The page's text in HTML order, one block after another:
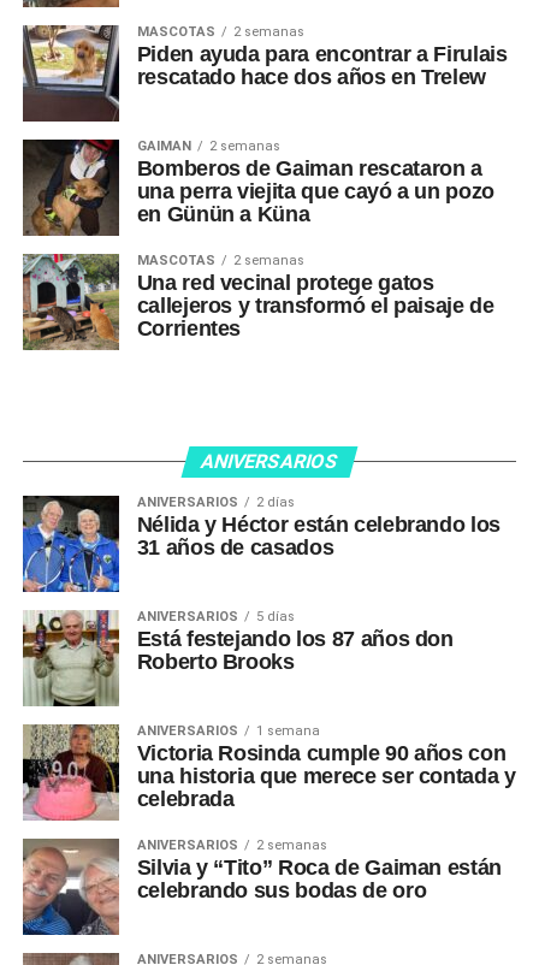
MASCOTAS 2 semanas
Piden ayuda para encontrar a Firulais
rescatado hace dos años en Trelew
GAIMAN 2 semanas
Bomberos de Gaiman rescataron a
una perra viejita que cayó a un pozo
en Günün a Küna
MASCOTAS 2 semanas
Una red vecinal protege gatos
callejeros y transformó el paisaje de
Corrientes
ANIVERSARIOS
ANIVERSARIOS 2 días
Nélida y Héctor están celebrando los
31 años de casados
ANIVERSARIOS 5 días
Está festejando los 87 años don
Roberto Brooks
ANIVERSARIOS 1 semana
Victoria Rosinda cumple 90 años con
una historia que merece ser contada y
celebrada
ANIVERSARIOS 2 semanas
Silvia y “Tito” Roca de Gaiman están
celebrando sus bodas de oro
ANIVERSARIOS 2 semanas